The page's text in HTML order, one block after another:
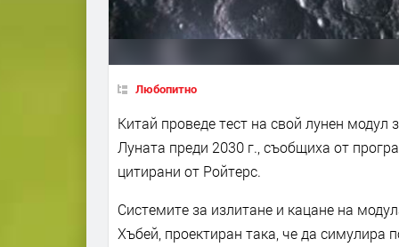
Любопитно
Китай проведе тест на свой лунен модул
Луната преди 2030 г., съобщиха от
цитирани от Ройтерс.
Системите за излитане и кацане на
Хъбей, проектиран така, че да симулира